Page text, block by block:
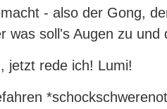
- also der Gong,
was soll's Augen zu und
jetzt rede ich! Lumi!